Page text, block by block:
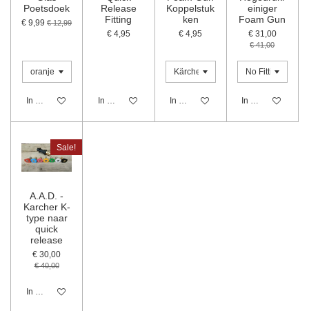
Poetsdoek
€ 9,99 € 12,99
In winkelwagen
Release
Fitting
€ 4,95
In winkelwagen
Koppelstuk
ken
€ 4,95
In winkelwagen
einiger
Foam Gun
€ 31,00
€ 41,00
In winkelwagen
Sale!
A.A.D. -
Karcher K-
type naar
quick
release
€ 30,00
€ 40,00
In winkelwagen